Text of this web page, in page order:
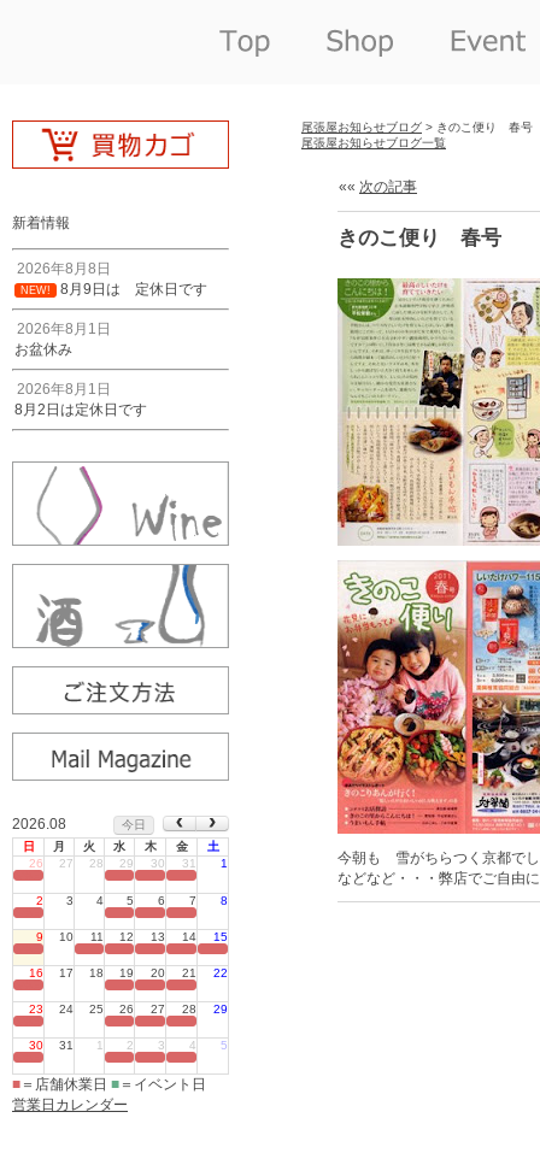
新着情報
2026年8月8日
NEW! 8月9日は 定休日です
2026年8月1日
お盆休み
2026年8月1日
8月2日は定休日です
2026.08
今日
日
月 火 水 木 金
土
26
27 28 29 30 31 1
2 3 4 5 6 7 8
9 10 11 12 13 14 15
16 17 18 19 20 21 22
23 24 25 26 27 28 29
30 31 1 2 3 4 5
■ ＝店舗休業日 ■ ＝イベント日
営業日カレンダー
尾張屋お知らせブログ > きのこ便り 春号
尾張屋お知らせブログ一覧
«« 次の記事
きのこ便り 春号
今朝も 雪がちらつく京都で
などなど・・・弊店でご自由